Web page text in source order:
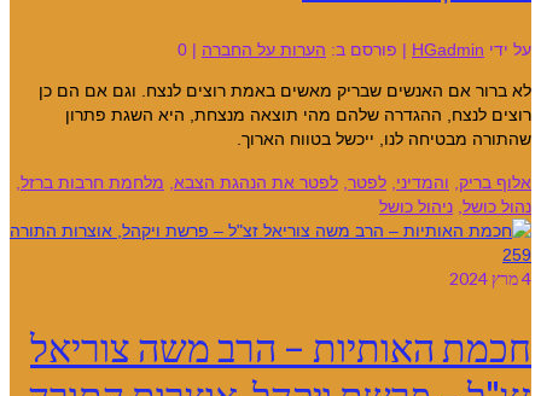
על ידי HGadmin
| פורסם ב: הערות על החברה |
0
לא ברור אם האנשים שבריק מאשים באמת רוצים לנצח. וגם אם הם כן
רוצים לנצח, ההגדרה שלהם מהי תוצאה מנצחת, היא השגת פתרון
שהתורה מבטיחה לנו, ייכשל בטווח הארוך.
אלוף בריק, והמדיני, לפטר, לפטר את הנהגת הצבא, מלחמת חרבות ברזל,
נהול כושל, ניהול כושל
4מרץ 2024
חכמת האותיות – הרב משה צוריאל